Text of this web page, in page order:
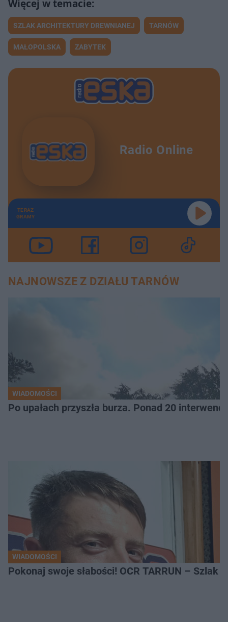
SZLAK ARCHITEKTURY DREWNIANEJ TARNÓW
MAŁOPOLSKA ZABYTEK
Radio Online
TERAZ
GRAMY
NAJNOWSZE Z DZIAŁU TARNÓW
WIADOMOŚCI
Po upałach przyszła burza. Ponad 20
WIADOMOŚCI
Pokonaj swoje słabości! OCR TARRUN – Szlak